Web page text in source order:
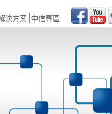
決方案 中信專區